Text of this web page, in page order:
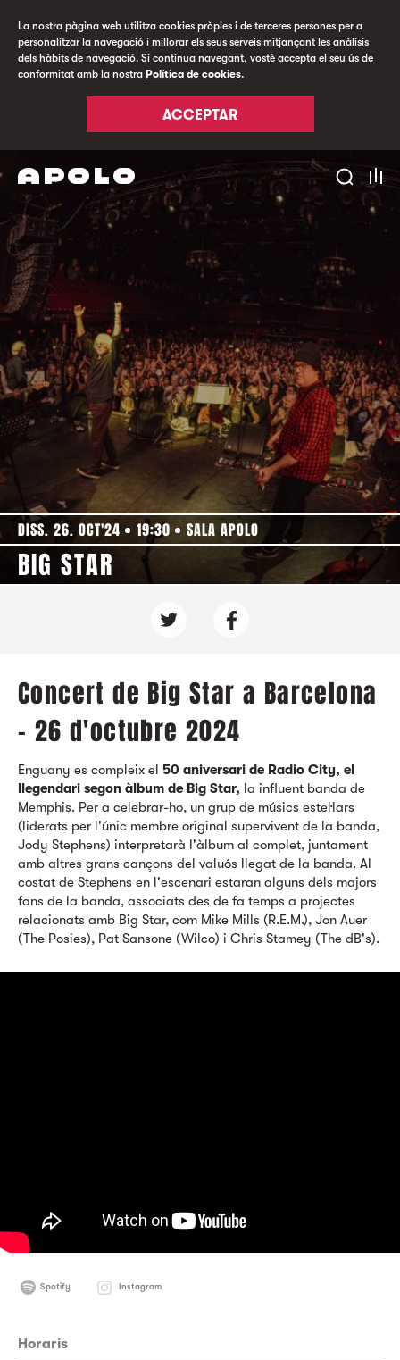
La nostra pàgina web utilitza cookies pròpies i de terceres persones per a
personalitzar la navegació i millorar els seus serveis mitjançant les anàlisis
dels hàbits de navegació. Si continua navegant, vostè accepta el seu ús de
conformitat amb la nostra Política de cookies.
ACCEPTAR
DISS. 26. OCT'24 19:30 SALA APOLO
BIG STAR
Concert de Big Star a Barcelona
- 26 d'octubre 2024
Enguany es compleix el 50 aniversari de Radio City, el
llegendari segon àlbum de Big Star, la influent banda de
Memphis. Per a celebrar-ho, un grup de músics estel·lars
(liderats per l'únic membre original supervivent de la banda,
Jody Stephens) interpretarà l'àlbum al complet, juntament
amb altres grans cançons del valuós llegat de la banda. Al
costat de Stephens en l'escenari estaran alguns dels majors
fans de la banda, associats des de fa temps a projectes
relacionats amb Big Star, com Mike Mills (R.E.M.), Jon Auer
(The Posies), Pat Sansone (Wilco) i Chris Stamey (The dB's).
Spotify Instagram
Horaris